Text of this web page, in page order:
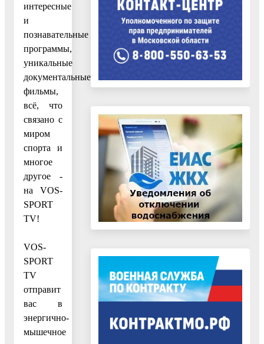
интересные
и
познавательные
программы,
уникальные
документальные
фильмы,
всё, что
связано с
миром
спорта и
многое
другое -
на VOS-
SPORT
TV!
VOS-
SPORT
TV
отправит
вас в
энергично-
мышечное